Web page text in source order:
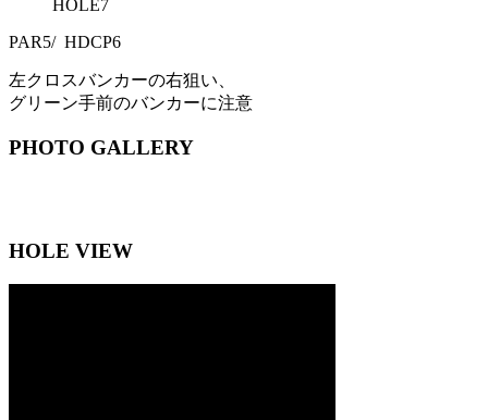
HOLE7
PAR5/ HDCP6
左クロスバンカーの右狙い、
グリーン手前のバンカーに注意
PHOTO GALLERY
HOLE VIEW